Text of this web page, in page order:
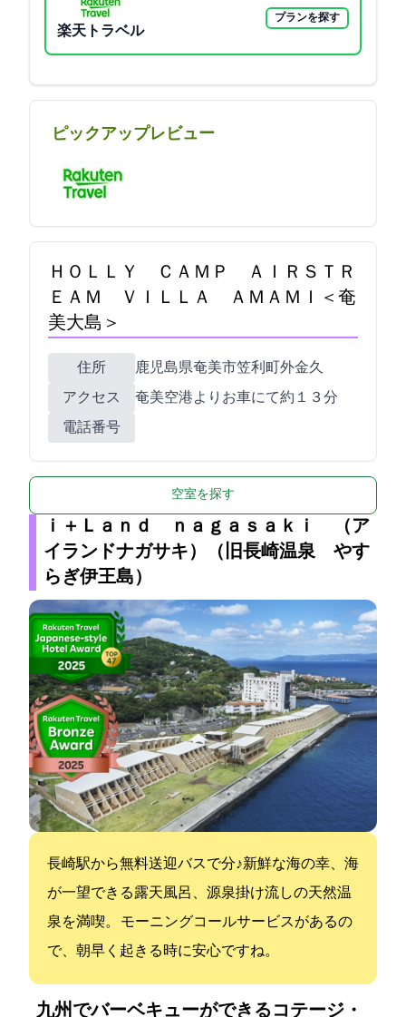
楽天トラベル
プランを探す
ピックアップレビュー
ＨＯＬＬＹ ＣＡＭＰ ＡＩＲＳＴＲ
ＥＡＭ ＶＩＬＬＡ ＡＭＡＭＩ＜奄
美大島＞
住所
鹿児島県奄美市笠利町外金久815
アクセス
奄美空港よりお車にて約１３分
電話番号
空室を探す
ｉ＋Ｌａｎｄ ｎａｇａｓａｋｉ （ア
イランドナガサキ）（旧長崎温泉 やす
らぎ伊王島）
長崎駅から無料送迎バスで30分♪新鮮な海の幸、海
が一望できる露天風呂、源泉掛け流しの天然温
泉を満喫。 モーニングコールサービスがあるの
で、朝早く起きる時に安心ですね。
九州でバーベキューができるコテージ・